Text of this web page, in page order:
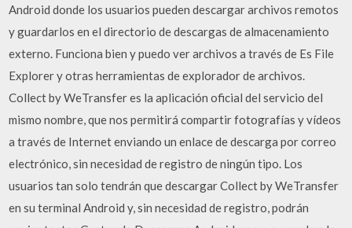
Android donde los usuarios pueden descargar archivos remotos
y guardarlos en el directorio de descargas de almacenamiento
externo. Funciona bien y puedo ver archivos a través de Es File
Explorer y otras herramientas de explorador de archivos.
Collect by WeTransfer es la aplicación oficial del servicio del
mismo nombre, que nos permitirá compartir fotografías y vídeos
a través de Internet enviando un enlace de descarga por correo
electrónico, sin necesidad de registro de ningún tipo. Los
usuarios tan solo tendrán que descargar Collect by WeTransfer
en su terminal Android y, sin necesidad de registro, podrán